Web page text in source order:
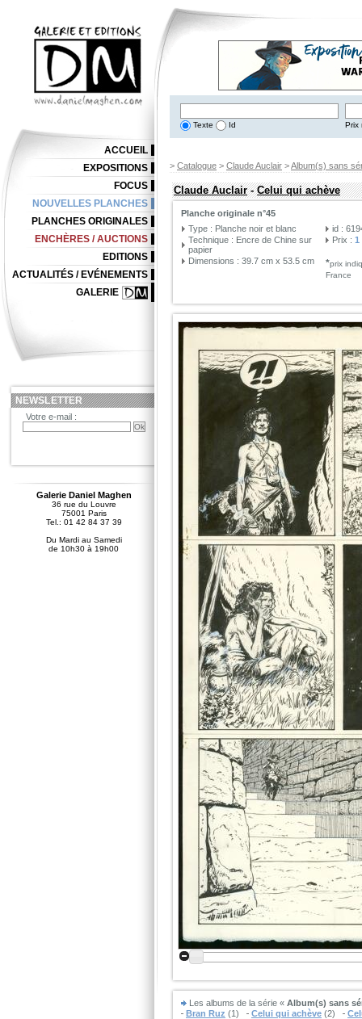
Texte Id Prix
> Catalogue > Claude Auclair >Album(s) sans
Claude Auclair-Celui qui achève
Planche originale n°45
Type : Planche noir et blanc
Technique : Encre de Chine sur
papier
Dimensions : 39.7 cm x 53.5 cm
id :
Prix :1
*prix
France
Les albums de la série « Album(s) sans
Bran Ruz (1) Celui qui achève (2)
ACCUEIL
EXPOSITIONS
FOCUS
NOUVELLES PLANCHES
PLANCHES ORIGINALES
ENCHÈRES / AUCTIONS
EDITIONS
ACTUALITÉS / EVÉNEMENTS
GALERIE
NEWSLETTER
Votre e-mail :
Galerie Daniel Maghen
36 rue du Louvre
75001 Paris
Tel.: 01 42 84 37 39
Du Mardi au Samedi
de 10h30 à 19h00